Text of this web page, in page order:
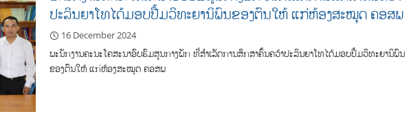
ປະລິນຍາໂທໄດ້ມອບປື້ມວິທະຍານິພົນຂອງຕົນໃຫ້ ແກ່ຫ້ອງສະໝຸດ ຄອສພ
16 December 2024
ພະນັກງານຄະນະໂຄສະນາອົບຮົມສູນກາງພັກ ທີ່ສໍາເລັດການສຶກສາຄົ້ນຄວ້າປະລິນຍາໂທໄດ້ມອບປື້ມວິທະຍານິພົນ
ຂອງຕົນໃຫ້ ແກ່ຫ້ອງສະໝຸດ ຄອສພ